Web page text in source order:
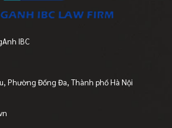
IBC
Phường Đống Đa, Thành phố Hà Nội